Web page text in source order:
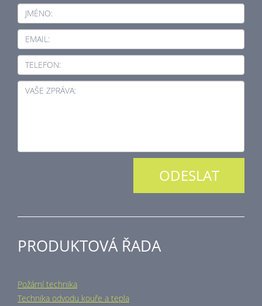
JMÉNO:
EMAIL:
TELEFON:
VAŠE ZPRÁVA:
PRODUKTOVÁ ŘADA
Požární technika
Technika odvodu kouře a tepla